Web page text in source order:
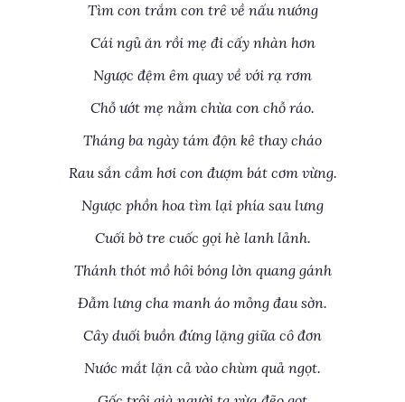
Tìm con trắm con trê về nấu nướng
Cái ngủ ăn rồi mẹ đi cấy nhàn hơn
Ngược đệm êm quay về với rạ rơm
Chỗ ướt mẹ nằm chừa con chỗ ráo.
Tháng ba ngày tám độn kê thay cháo
Rau sắn cầm hơi con đượm bát cơm vừng.
Ngược phồn hoa tìm lại phía sau lưng
Cuối bờ tre cuốc gọi hè lanh lảnh.
Thánh thót mồ hôi bóng lờn quang gánh
Đẫm lưng cha manh áo mỏng đau sờn.
Cây duối buồn đứng lặng giữa cô đơn
Nước mắt lặn cả vào chùm quả ngọt.